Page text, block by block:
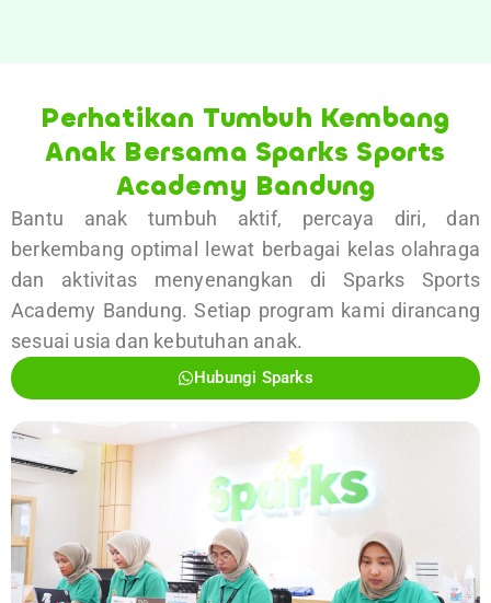
Perhatikan Tumbuh Kembang
Anak Bersama Sparks Sports
Academy Bandung
Bantu anak tumbuh aktif, percaya diri, dan
berkembang optimal lewat berbagai kelas olahraga
dan aktivitas menyenangkan di Sparks Sports
Academy Bandung. Setiap program kami dirancang
sesuai usia dan kebutuhan anak.
Hubungi Sparks